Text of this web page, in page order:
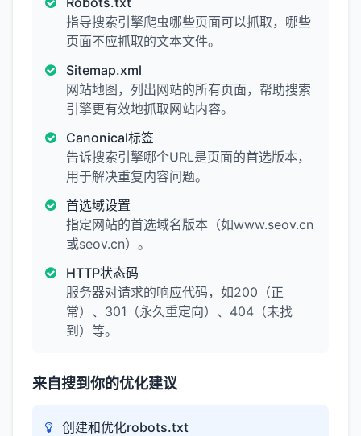
指导搜索引擎爬虫哪些页面可以抓取，哪些
页面不应抓取的文本文件。
Sitemap.xml
网站地图，列出网站的所有页面，帮助搜索
引擎更有效地抓取网站内容。
Canonical标签
告诉搜索引擎哪个URL是页面的首选版本，
用于解决重复内容问题。
首选域设置
指定网站的首选域名版本（如www.seov.cn
或seov.cn）。
HTTP状态码
服务器对请求的响应代码，如200（正
常）、301（永久重定向）、404（未找
到）等。
来自搜到你的优化建议
创建和优化robots.txt